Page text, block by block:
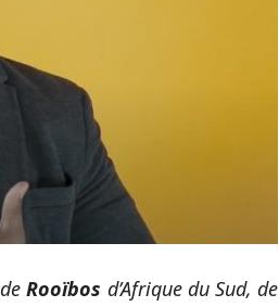
Rooïbos d’Afrique du Sud, de